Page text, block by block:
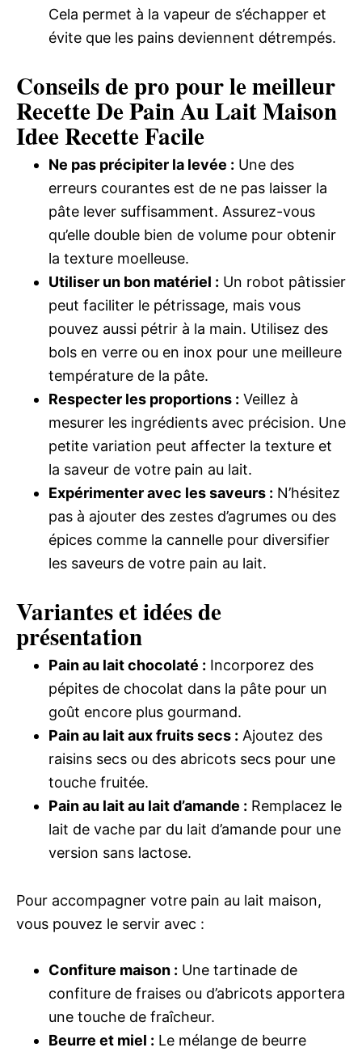
Cela permet à la vapeur de s’échapper et
évite que les pains deviennent détrempés.
Conseils de pro pour le meilleur
Recette De Pain Au Lait Maison
Idee Recette Facile
Ne pas précipiter la levée : Une des
erreurs courantes est de ne pas laisser la
pâte lever suffisamment. Assurez-vous
qu’elle double bien de volume pour obtenir
la texture moelleuse.
Utiliser un bon matériel : Un robot pâtissier
peut faciliter le pétrissage, mais vous
pouvez aussi pétrir à la main. Utilisez des
bols en verre ou en inox pour une meilleure
température de la pâte.
Respecter les proportions : Veillez à
mesurer les ingrédients avec précision. Une
petite variation peut affecter la texture et
la saveur de votre pain au lait.
Expérimenter avec les saveurs : N’hésitez
pas à ajouter des zestes d’agrumes ou des
épices comme la cannelle pour diversifier
les saveurs de votre pain au lait.
Variantes et idées de
présentation
Pain au lait chocolaté : Incorporez des
pépites de chocolat dans la pâte pour un
goût encore plus gourmand.
Pain au lait aux fruits secs : Ajoutez des
raisins secs ou des abricots secs pour une
touche fruitée.
Pain au lait au lait d’amande : Remplacez le
lait de vache par du lait d’amande pour une
version sans lactose.
Pour accompagner votre pain au lait maison,
vous pouvez le servir avec :
Confiture maison : Une tartinade de
confiture de fraises ou d’abricots apportera
une touche de fraîcheur.
Beurre et miel : Le mélange de beurre